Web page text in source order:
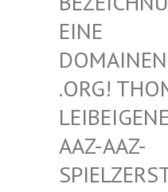
OMAIN
ENDUNG,
THOMAS
GENER
Z-SPIELZ
ERSTÖRER